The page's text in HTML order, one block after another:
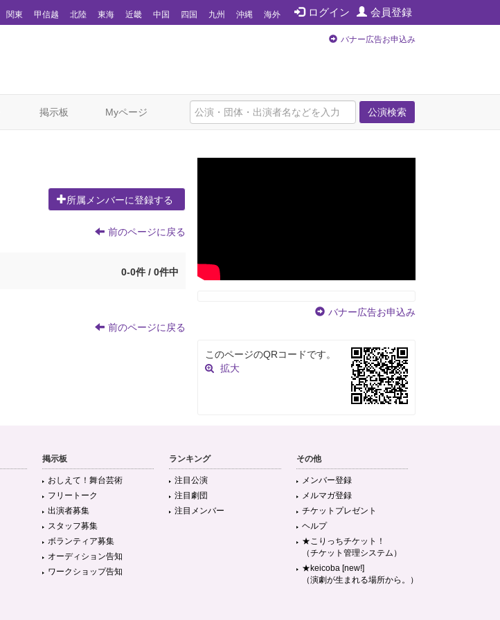
ログイン 会員登録
関東 甲信越 北陸 東海 近畿 中国 四国 九州 沖縄 海外
バナー広告お申込み
公演検索
掲示板 Myページ
所属メンバーに登録する
前のページに戻る
0-0件 / 0件中
前のページに戻る
バナー広告お申込み
このページのQRコードです。
拡大
掲示板
おしえて！舞台芸術
フリートーク
出演者募集
スタッフ募集
ボランティア募集
オーディション告知
ワークショップ告知
ランキング
注目公演
注目劇団
注目メンバー
その他
メンバー登録
メルマガ登録
チケットプレゼント
ヘルプ
★こりっちチケット！
（チケット管理システム）
★keicoba [new!]
（演劇が生まれる場所から。）